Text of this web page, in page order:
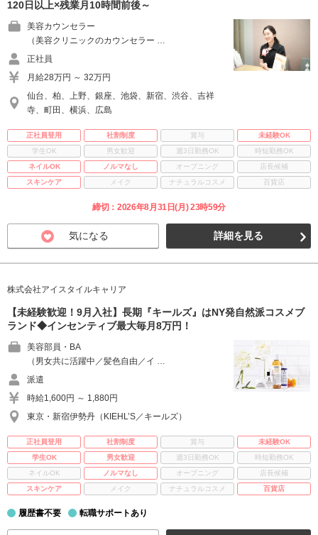
120日以上×残業月10時間前後～
美容カウンセラー
（美容クリニックのカウンセラー …
正社員
月給28万円 ～ 32万円
仙台、柏、上野、銀座、池袋、新宿、渋谷、吉祥
寺、町田、横浜、広島
正社員登用 社割制度 賞与
未経験OK
学生OK
男女歓迎 週3日勤務OK
時短勤務OK
ネイルOK
ノルマなし オープニング
店長候補
スキンケア
メイク ナチュラルコスメ 百貨店
締切：2026年8月31日(月) 23時59分
気になる 詳細を見る
株式会社アイスタイルキャリア
【未経験歓迎！9月入社】長期『キールズ』はNY発自然派コスメブ
ランド◆インセンティブ最大毎月8万円！
美容部員・BA
（男女共に活躍中／髪色自由／イ …
派遣
時給1,600円 ～ 1,880円
東京・新宿伊勢丹（KIEHL’S／キールズ）
正社員登用 社割制度 賞与
未経験OK
学生OK
男女歓迎 週3日勤務OK
時短勤務OK
ネイルOK
ノルマなし オープニング
店長候補
スキンケア
メイク ナチュラルコスメ 百貨店
履歴書不要 転職サポートあり